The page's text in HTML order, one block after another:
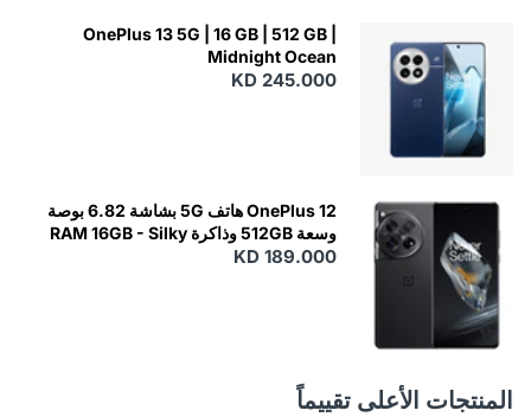
OnePlus 13 5G | 16 GB | 512 GB |
Midnight Ocean
KD 245.000
OnePlus 12 هاتف 5G بشاشة 6.82 بوصة
وسعة 512GB وذاكرة RAM 16GB - Silky
Black
KD 189.000
المنتجات الأعلى تقييماً